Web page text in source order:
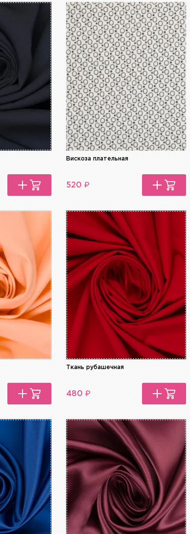
Вискоза плательная
520₽
Ткань рубашечная
480₽